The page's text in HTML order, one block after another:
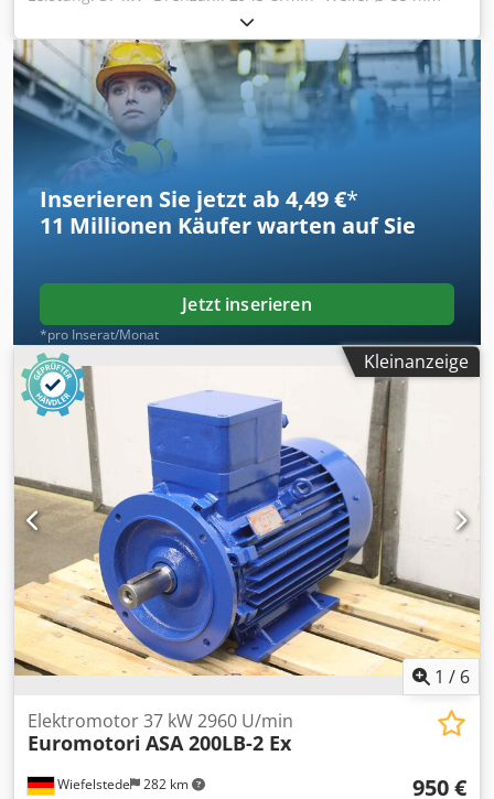
Bauform: B3 -Schutzart: IP 23 Codpfxecwtprs Aptsrf -
Abmessungen: 710/450/H430 mm -Gewicht: 185 kg
Inserieren Sie jetzt ab 4,49 €*
11 Millionen Käufer warten auf Sie
Jetzt inserieren
*pro Inserat/Monat
Kleinanzeige
1 / 6
Wiefelstede 282 km
Elektromotor 37 kW 2960 U/min
Euromotori ASA 200LB-2 Ex
950 €